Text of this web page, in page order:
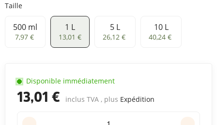
Taille
500 ml
500 ml
7,97 €
1 L
1 L
13,01 €
5 L
5 L
26,12 €
10 L
10 L
40,24 €
13,01 € inclus TVA , plus Expédition
Disponible immédiatement